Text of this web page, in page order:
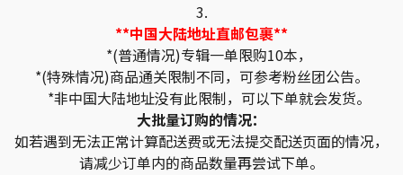
3.
**中国大陆地址直邮包裹**
*(普通情况)专辑一单限购10本，
*(特殊情况)商品通关限制不同，可参考粉丝团公告。
*非中国大陆地址没有此限制，可以下单就会发货。
大批量订购的情况：
如若遇到无法正常计算配送费或无法提交配送页面的情况，
请减少订单内的商品数量再尝试下单。